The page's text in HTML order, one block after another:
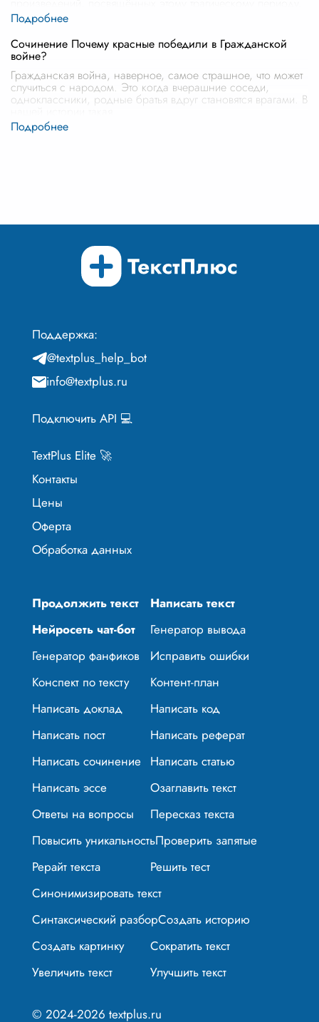
является повесть Бориса Василь
Сочинение Почему красные победили в Гражданской
войне?
Гражданская война, наверное, самое страшное, что может
случиться с народом. Это когда вчерашние соседи,
одноклассники, родные братья вдруг становятся врагами. В
Поддержка:
@textplus_help_bot
info@textplus.ru
Подключить API 💻
TextPlus Elite 🚀
Контакты
Цены
Оферта
Обработка данных
Продолжить текст
Написать текст
Нейросеть чат-бот
Генератор вывода
Генератор фанфиков
Исправить ошибки
Конспект по тексту
Контент-план
Написать доклад
Написать код
Написать пост
Написать реферат
Написать сочинение Написать статью
Написать эссе
Озаглавить текст
Ответы на вопросы
Пересказ текста
Повысить уникальностьПроверить запятые
Рерайт текста
Решить тест
Синонимизировать текст
Синтаксический разборСоздать историю
Создать картинку
Сократить текст
Увеличить текст
Улучшить текст
© 2024-2026 textplus.ru